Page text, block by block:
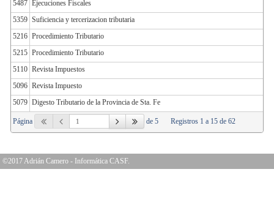
5487 Ejecuciones Fiscales
5359 Suficiencia y tercerizacion tributaria
5216 Procedimiento Tributario
5215 Procedimiento Tributario
5110 Revista Impuestos
5096 Revista Impuesto
5079 Digesto Tributario de la Provincia de Sta. Fe
Página de 5 Registros 1 a 15 de 62
©2017 Adrián Camero - Informática CASF.